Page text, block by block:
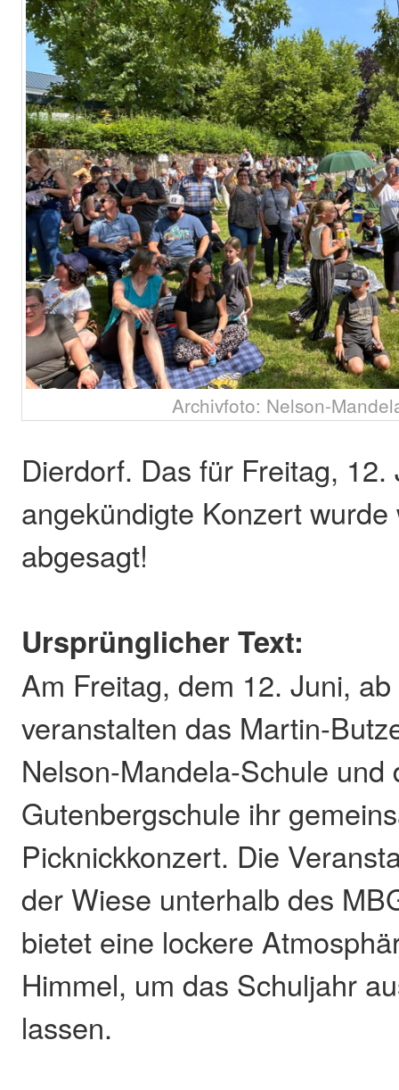
Archivfoto: Nelson-
Dierdorf. Das für Freitag, 12.
angekündigte Konzert
abgesagt!
Ursprünglicher Text:
Am Freitag, dem 12. Juni,
veranstalten das Martin-
Nelson-Mandela-Schule und
Gutenbergschule ihr
Picknickkonzert. Die
der Wiese unterhalb des
bietet eine lockere
Himmel, um das Schuljahr
lassen.